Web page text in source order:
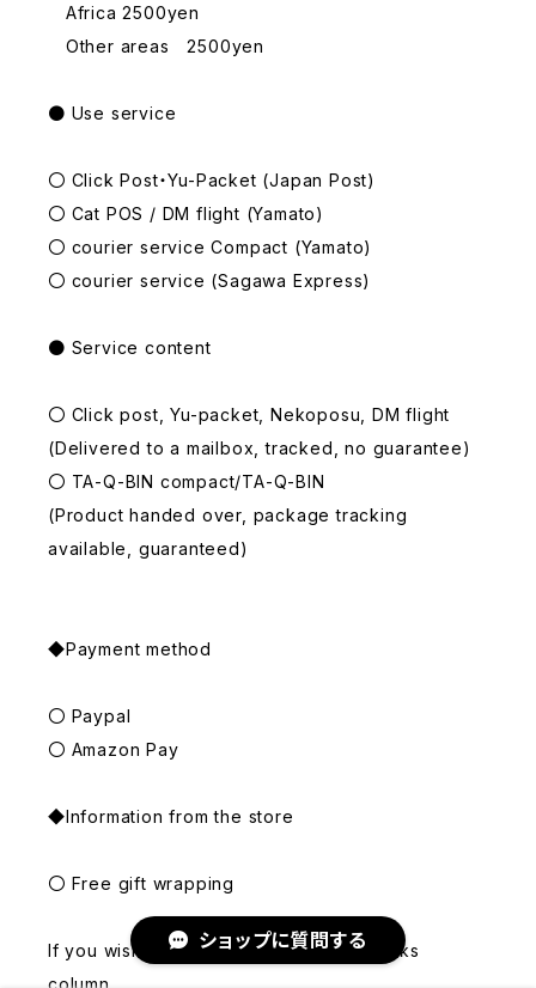
ショップに質問する
Africa 2500yen
Other areas 2500yen
● Use service
〇 Click Post・Yu-Packet (Japan Post)
〇 Cat POS / DM flight (Yamato)
〇 courier service Compact (Yamato)
〇 courier service (Sagawa Express)
● Service content
〇 Click post, Yu-packet, Nekoposu, DM flight
(Delivered to a mailbox, tracked, no guarantee)
〇 TA-Q-BIN compact/TA-Q-BIN
(Product handed over, package tracking
available, guaranteed)
◆Payment method
〇 Paypal
〇 Amazon Pay
◆Information from the store
〇 Free gift wrapping
If you wish, please indicate in the remarks
column.